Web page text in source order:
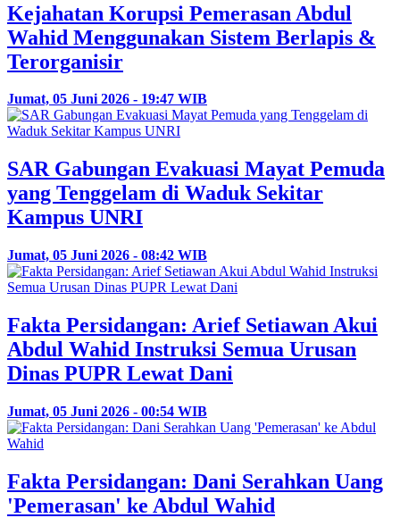
Kejahatan Korupsi Pemerasan Abdul
Wahid Menggunakan Sistem Berlapis &
Terorganisir
Jumat, 05 Juni 2026 - 19:47 WIB
SAR Gabungan Evakuasi Mayat Pemuda
yang Tenggelam di Waduk Sekitar
Kampus UNRI
Jumat, 05 Juni 2026 - 08:42 WIB
Fakta Persidangan: Arief Setiawan Akui
Abdul Wahid Instruksi Semua Urusan
Dinas PUPR Lewat Dani
Jumat, 05 Juni 2026 - 00:54 WIB
Fakta Persidangan: Dani Serahkan Uang
'Pemerasan' ke Abdul Wahid